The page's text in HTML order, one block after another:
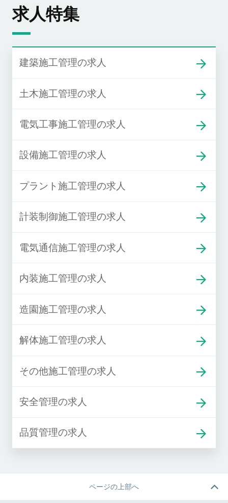
求人特集
建築施工管理の求人
土木施工管理の求人
電気工事施工管理の求人
設備施工管理の求人
プラント施工管理の求人
計装制御施工管理の求人
電気通信施工管理の求人
内装施工管理の求人
造園施工管理の求人
解体施工管理の求人
その他施工管理の求人
安全管理の求人
品質管理の求人
ページの上部へ